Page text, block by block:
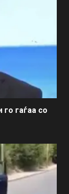
гаѓаа со